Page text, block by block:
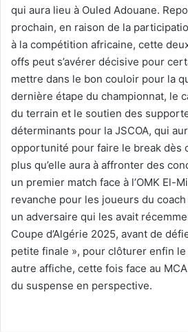
qui aura lieu à Ouled Adouane.
prochain, en raison de la
à la compétition africaine, cette
offs peut s’avérer décisive pour
mettre dans le bon couloir pour la
dernière étape du championnat, le
du terrain et le soutien des
déterminants pour la JSCOA, qui
opportunité pour faire le break dès
plus qu’elle aura à affronter des
un premier match face à l’OMK El-
revanche pour les joueurs du
un adversaire qui les avait
Coupe d’Algérie 2025, avant de
petite finale », pour clôturer enfin
autre affiche, cette fois face au
du suspense en perspective.